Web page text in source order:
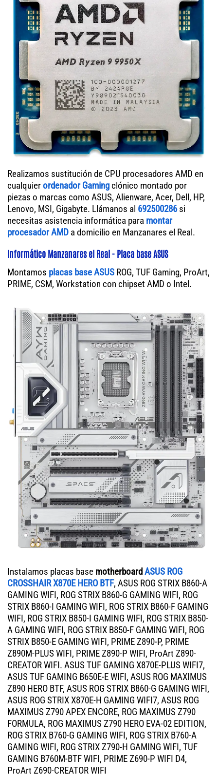
Realizamos sustitución de CPU procesadores AMD en
cualquierordenador Gaming clónico montado por
piezas o marcas como ASUS, Alienware, Acer, Dell, HP,
Lenovo, MSI, Gigabyte. Llámanos al 692500286si
necesitas asistencia informática para montar
procesador AMD a domicilio en Manzanares el Real.
Informático Manzanares el Real - Placa base ASUS
Montamos placas base ASUS ROG, TUF Gaming, ProArt,
PRIME, CSM, Workstation con chipset AMD o Intel.
Instalamos placas base motherboardASUS ROG
CROSSHAIR X870E HERO BTF, ASUS ROG STRIX B860-A
GAMING WIFI, ROG STRIX B860-G GAMING WIFI, ROG
STRIX B860-I GAMING WIFI, ROG STRIX B860-F GAMING
WIFI, ROG STRIX B850-I GAMING WIFI, ROG STRIX B850-
A GAMING WIFI, ROG STRIX B850-F GAMING WIFI, ROG
STRIX B850-E GAMING WIFI, PRIME Z890-P, PRIME
Z890M-PLUS WIFI, PRIME Z890-P WIFI, ProArt Z890-
CREATOR WIFI. ASUS TUF GAMING X870E-PLUS WIFI7,
ASUS TUF GAMING B650E-E WIFI, ASUS ROG MAXIMUS
Z890 HERO BTF, ASUS ROG STRIX B860-G GAMING WIFI,
ASUS ROG STRIX X870E-H GAMING WIFI7, ASUS ROG
MAXIMUS Z790 APEX ENCORE, ROG MAXIMUS Z790
FORMULA, ROG MAXIMUS Z790 HERO EVA-02 EDITION,
ROG STRIX B760-G GAMING WIFI, ROG STRIX B760-A
GAMING WIFI, ROG STRIX Z790-H GAMING WIFI, TUF
GAMING B760M-BTF WIFI, PRIME Z690-P WIFI D4,
ProArt Z690-CREATOR WIFI